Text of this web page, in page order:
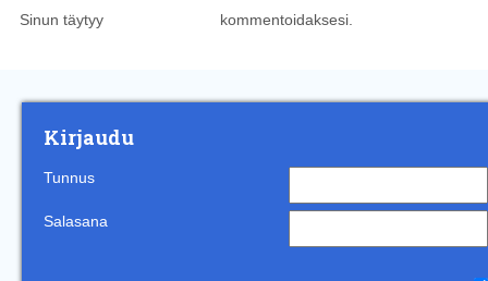
Sinun täytyy kommentoidaksesi.
Kirjaudu
Tunnus
Salasana